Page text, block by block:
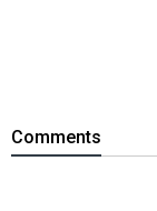
Comments